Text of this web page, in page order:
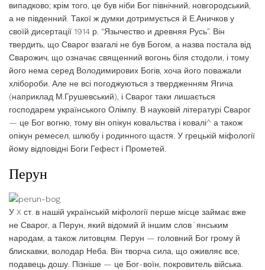
випадково; крім того, це був ніби Бог північний, новгородський,
а не південний. Такої ж думки дотримується й Е.Аничков у
своїй дисертації 1914 р. “Язычество и древняя Русь”. Він
твердить, що Сварог взагалі не був Богом, а назва постала від
Сварожич, що означає священний вогонь біля стодоли, і тому
його нема серед Володимирових Богів, хоча його поважали
хлібороби. Але не всі погоджуються з твердженням Ягича
(наприклад М.Грушевський), і Сварог таки лишається
господарем українського Олімпу. В науковій літературі Сварог
— це Бог вогню, тому він опікун ковальства і ковалі^ а також
опікун ремесел, шлюбу і родинного щастя. У грецькій міфології
йому відповідні Боги Гефест і Прометей.
Перун
У X ст. в нашій українській міфології перше місце займає вже
не Сварог, а Перун, який відомий й іншим слов´янським
народам, а також литовцям. Перун — головний Бог грому й
блискавки, володар Неба. Він творча сила, що оживляє все,
подавець дошу. Пізніше — це Бог-воїн, покровитель війська.